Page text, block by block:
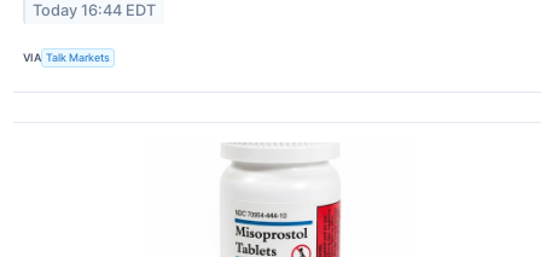
Today 16:44 EDT
VIA Talk Markets